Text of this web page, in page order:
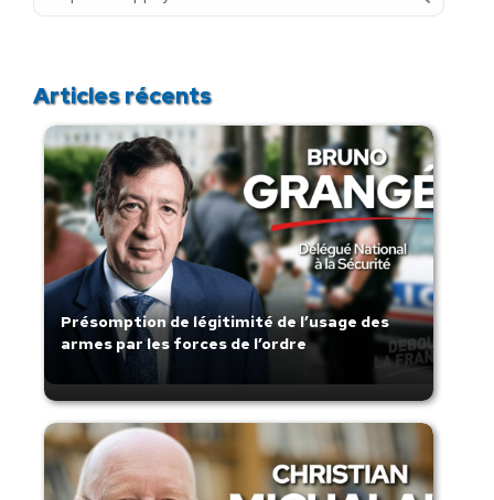
Articles récents
Présomption de légitimité de l’usage des
armes par les forces de l’ordre